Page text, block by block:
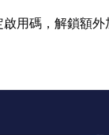
用碼，解鎖額外